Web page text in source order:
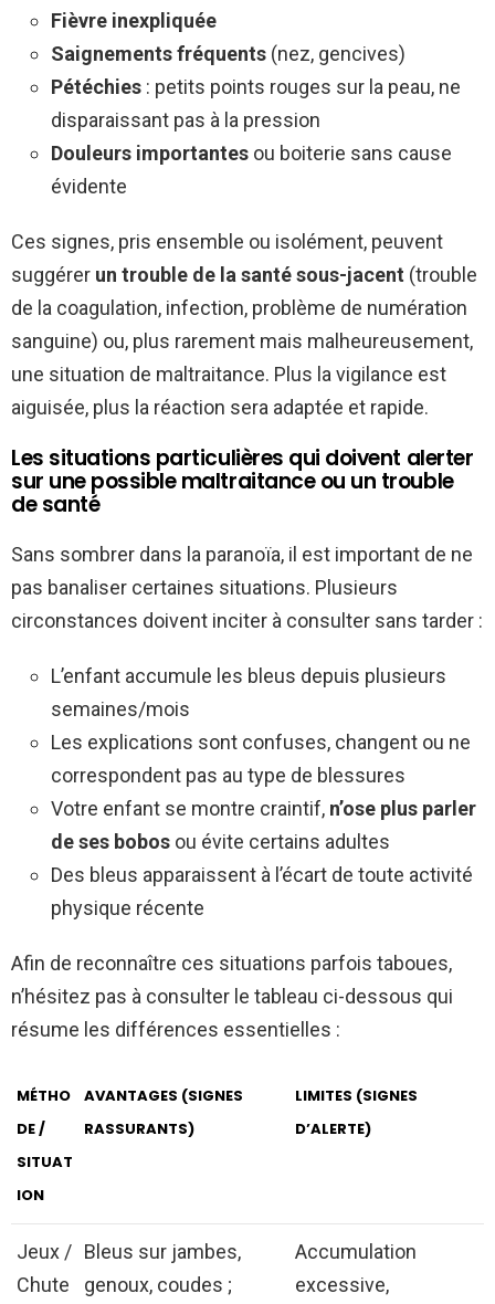
Fièvre inexpliquée
Saignements fréquents (nez, gencives)
Pétéchies : petits points rouges sur la peau, ne
disparaissant pas à la pression
Douleurs importantes ou boiterie sans cause
évidente
Ces signes, pris ensemble ou isolément, peuvent
suggérer un trouble de la santé sous-jacent (trouble
de la coagulation, infection, problème de numération
sanguine) ou, plus rarement mais malheureusement,
une situation de maltraitance. Plus la vigilance est
aiguisée, plus la réaction sera adaptée et rapide.
Les situations particulières qui doivent alerter
sur une possible maltraitance ou un trouble
de santé
Sans sombrer dans la paranoïa, il est important de ne
pas banaliser certaines situations. Plusieurs
circonstances doivent inciter à consulter sans tarder :
L’enfant accumule les bleus depuis plusieurs
semaines/mois
Les explications sont confuses, changent ou ne
correspondent pas au type de blessures
Votre enfant se montre craintif, n’ose plus parler
de ses bobos ou évite certains adultes
Des bleus apparaissent à l’écart de toute activité
physique récente
Afin de reconnaître ces situations parfois taboues,
n’hésitez pas à consulter le tableau ci-dessous qui
résume les différences essentielles :
MÉTHO
DE /
SITUAT
ION
AVANTAGES (SIGNES
RASSURANTS)
LIMITES (SIGNES
D’ALERTE)
Jeux /
Chute
Bleus sur jambes,
genoux, coudes ;
Accumulation
excessive,